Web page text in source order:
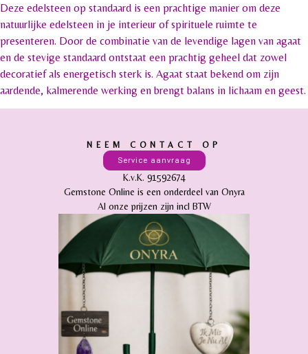
Deze edelsteen op standaard is een prachtige manier om deze
natuurlijke edelsteen in je interieur of spirituele ruimte te
presenteren. Door de combinatie van de levendige lagen van agaat
en de stevige standaard ontstaat een prachtig geheel dat zowel
decoratief als energetisch sterk is. Agaat staat bekend om zijn
aardende, kalmerende werking en brengt balans in lichaam en geest.
NEEM CONTACT OP
Service aanvraag
K.v.K. 91592674
Gemstone Online is een onderdeel van Onyra
Al onze prijzen zijn incl BTW